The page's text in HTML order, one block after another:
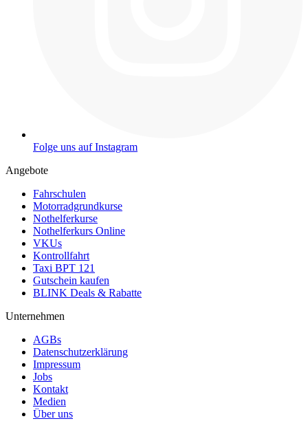
Folge uns auf Instagram
Angebote
Fahrschulen
Motorradgrundkurse
Nothelferkurse
Nothelferkurs Online
VKUs
Kontrollfahrt
Taxi BPT 121
Gutschein kaufen
BLINK Deals & Rabatte
Unternehmen
AGBs
Datenschutzerklärung
Impressum
Jobs
Kontakt
Medien
Über uns